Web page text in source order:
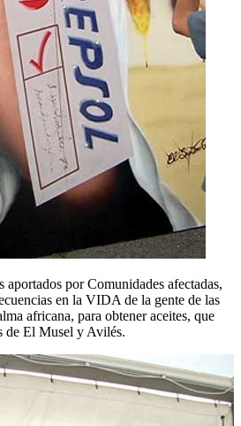
aportados por Comunidades afectadas,
en la VIDA de la gente de las
africana, para obtener aceites, que
de El Musel y Avilés.